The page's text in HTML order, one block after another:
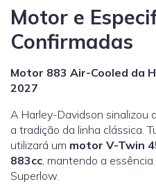
Motor e
Confirmadas
Motor 883 Air-Cooled da
2027
A Harley-Davidson sinalizou
a tradição da linha clássica.
utilizará um motor V-Twin
883cc, mantendo a
Superlow.